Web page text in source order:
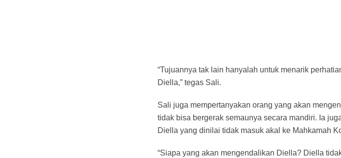
“Tujuannya tak lain hanyalah untuk menarik
Diella,” tegas Sali.
Sali juga mempertanyakan orang yang akan
tidak bisa bergerak semaunya secara mandiri. Ia
Diella yang dinilai tidak masuk akal ke Mahkamah
“Siapa yang akan mengendalikan Diella? Diella